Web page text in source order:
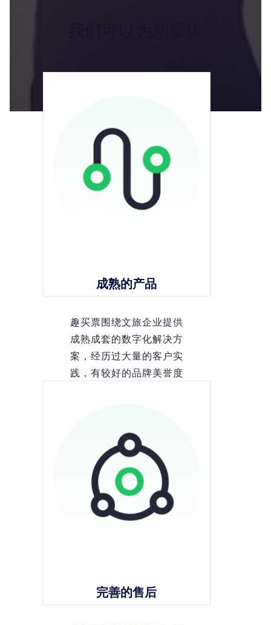
成熟的产品
趣买票围绕文旅企业提供
成熟成套的数字化解决方
案，经历过大量的客户实
践，有较好的品牌美誉度
完善的售后